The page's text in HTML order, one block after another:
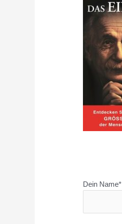
Dein Name*